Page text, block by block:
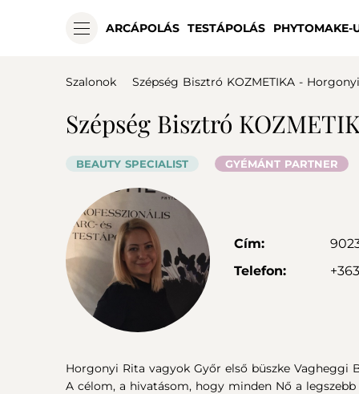
ARCÁPOLÁS TESTÁPOLÁS PHYTOMAKE-
Szalonok Szépség Bisztró KOZMETIKA -
Szépség Bisztró
BEAUTY SPECIALIST GYÉMÁNT PARTNER
Cím:
Telefon:
Horgonyi Rita vagyok Győr első büszke Vagheggi
A célom, a hivatásom, hogy minden Nő a